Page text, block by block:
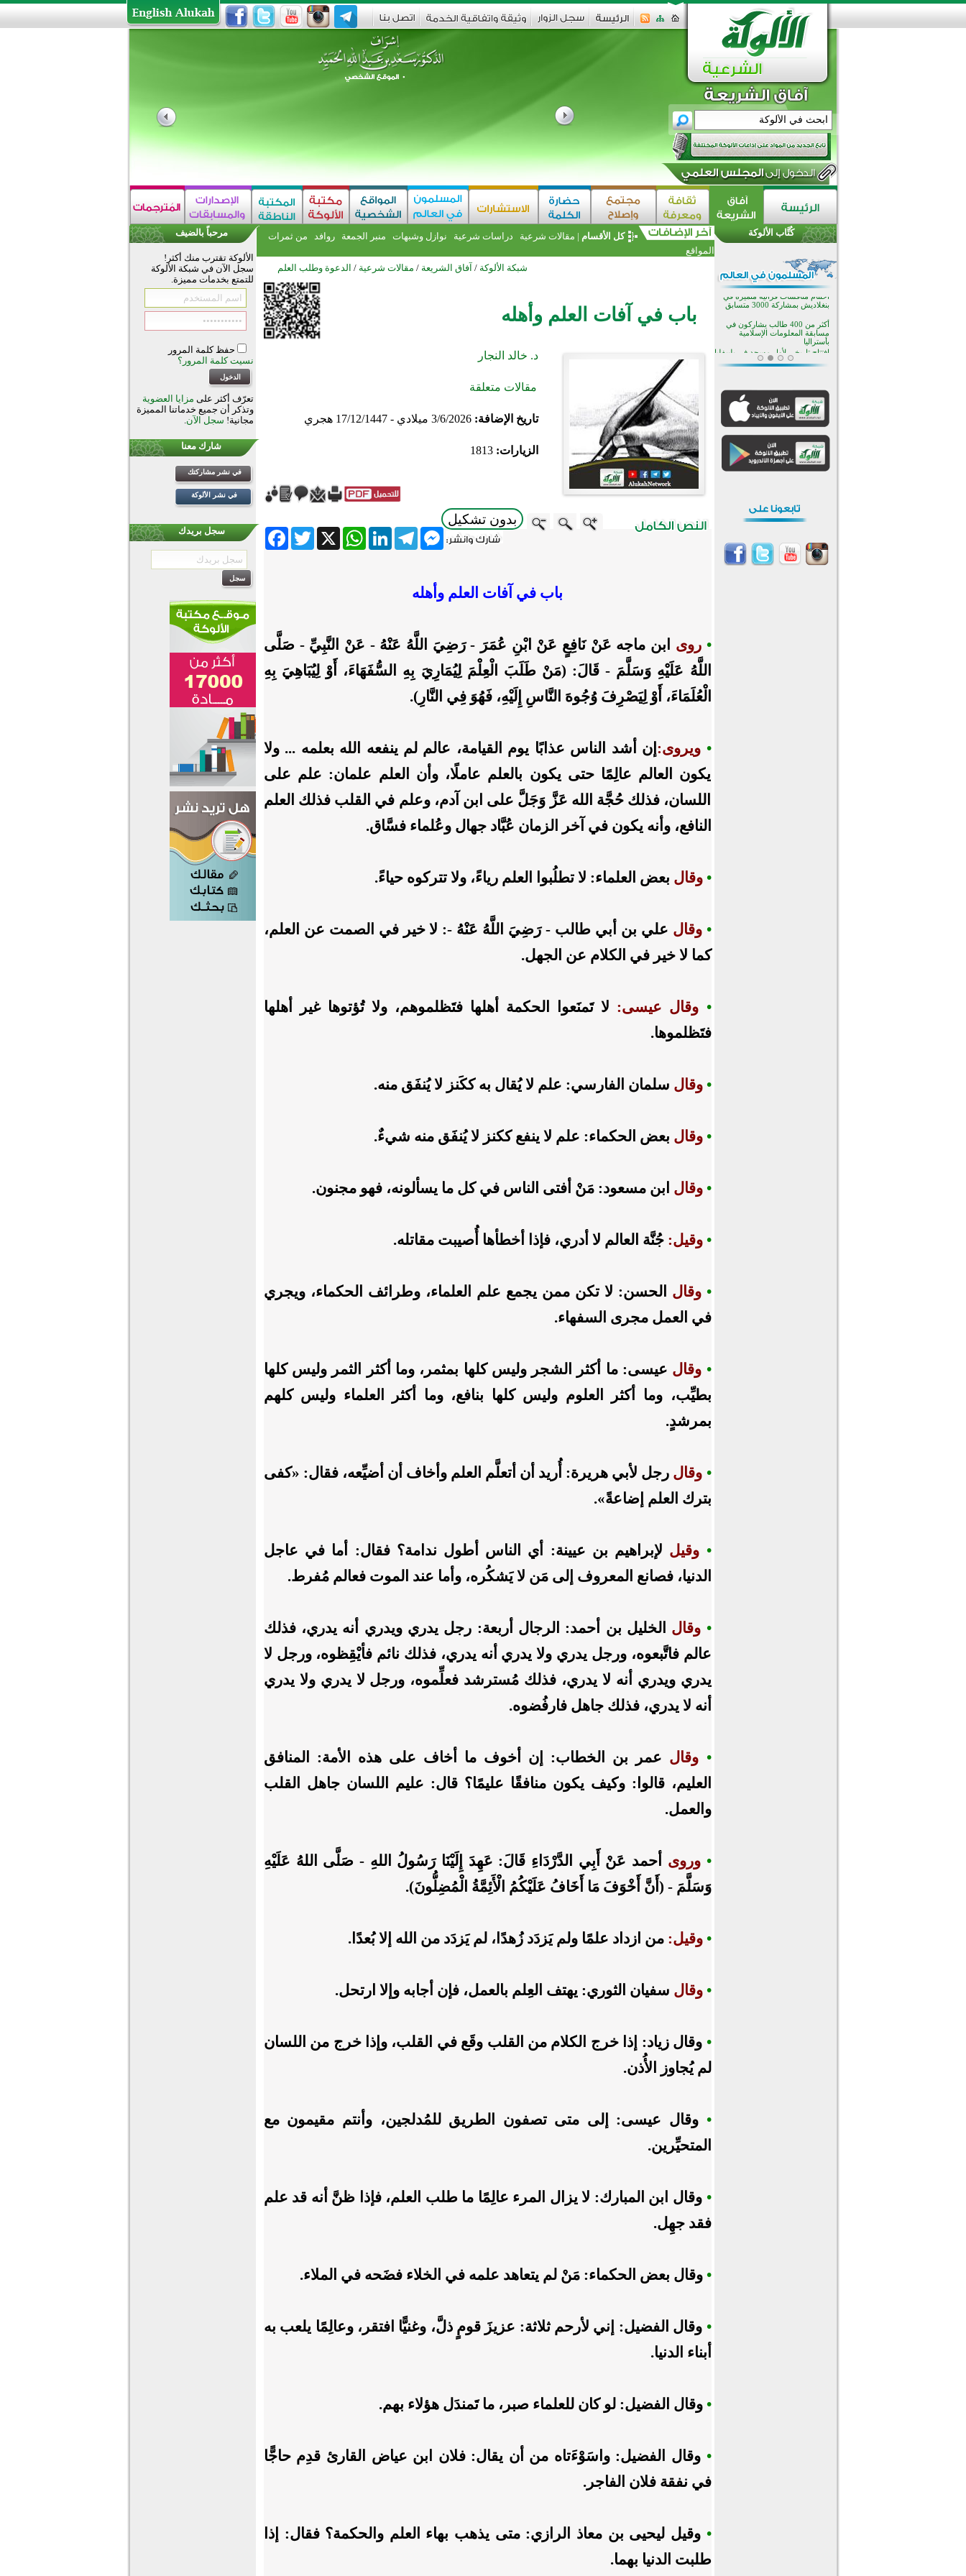
كل الأقسام | مقالات شرعية دراسات شرعية نوازل وشبهات منبر الجمعة روافد
من ثمرات
المواقع
شبكة الألوكة / آفاق الشريعة / مقالات شرعية / الدعوة وطلب العلم
باب في آفات العلم وأهله
د. خالد النجار
مقالات متعلقة
تاريخ الإضافة:3/6/2026 ميلادي - 17/12/1447 هجري
الزيارات:1813
بدون تشكيل
FacebookTwitter X
WhatsAppLinkedInTelegram
Messenger
باب في آفات العلم وأهله
•روى ابن ماجه عَنْ نَافِعٍ عَنْ ابْنِ عُمَرَ - رَضِيَ اللَّهُ عَنْهُ - عَنْ النَّبِيِّ - صَلَّى
اللَّهُ عَلَيْهِ وَسَلَّمَ - قَالَ: (مَنْ طَلَبَ الْعِلْمَ لِيُمَارِيَ بِهِ السُّفَهَاءَ، أَوْ لِيُبَاهِيَ بِهِ
الْعُلَمَاءَ، أَوْ لِيَصْرِفَ وُجُوهَ النَّاسِ إِلَيْهِ، فَهُوَ فِي النَّارِ).
• ويروى: إن أشد الناس عذابًا يوم القيامة، عالم لم ينفعه الله بعلمه ... ولا
يكون العالم عالِمًا حتى يكون بالعلم عاملًا، وأن العلم علمان: علم على
اللسان، فذلك حُجَّة الله عَزَّ وَجَلَّ على ابن آدم، وعلم في القلب فذلك العلم
النافع، وأنه يكون في آخر الزمان عُبَّاد جهال وعُلماء فسَّاق.
•وقال بعض العلماء: لا تطلُبوا العلم رياءً، ولا تتركوه حياءً.
•وقال علي بن أبي طالب - رَضِيَ اللَّهُ عَنْهُ -: لا خير في الصمت عن العلم،
كما لا خير في الكلام عن الجهل.
• وقال عيسى: لا تَمنَعوا الحكمة أهلها فتَظلموهم، ولا تُؤتوها غير أهلها
فتَظلموها.
•وقال سلمان الفارسي: علم لا يُقال به ككَنز لا يُنفَق منه.
•وقال بعض الحكماء: علم لا ينفع ككنز لا يُنفَق منه شيءٌ.
•وقال ابن مسعود: مَنْ أفتى الناس في كل ما يسألونه، فهو مجنون.
•وقيل: جُنَّة العالم لا أدري، فإذا أخطأها أُصيبت مقاتله.
•وقال الحسن: لا تكن ممن يجمع علم العلماء، وطرائف الحكماء، ويجري
في العمل مجرى السفهاء.
• وقال عيسى: ما أكثر الشجر وليس كلها بمثمر، وما أكثر الثمر وليس كلها
بطيِّب، وما أكثر العلوم وليس كلها بنافع، وما أكثر العلماء وليس كلهم
بمرشدٍ.
• وقال رجل لأبي هريرة: أُريد أن أتعلَّم العلم وأخاف أن أضيِّعه، فقال: «كفى
بترك العلم إضاعةً».
• وقيل لإبراهيم بن عيينة: أي الناس أطول ندامة؟ فقال: أما في عاجل
الدنيا، فصانع المعروف إلى مَن لا يَشكُره، وأما عند الموت فعالم مُفرط.
• وقال الخليل بن أحمد: الرجال أربعة: رجل يدري ويدري أنه يدري، فذلك
عالم فاتَّبعوه، ورجل يدري ولا يدري أنه يدري، فذلك نائم فأيْقِظوه، ورجل لا
يدري ويدري أنه لا يدري، فذلك مُسترشد فعلِّموه، ورجل لا يدري ولا يدري
أنه لا يدري، فذلك جاهل فارفُضوه.
• وقال عمر بن الخطاب: إن أخوف ما أخاف على هذه الأمة: المنافق
العليم، قالوا: وكيف يكون منافقًا عليمًا؟ قال: عليم اللسان جاهل القلب
والعمل.
•وروى أحمد عَنْ أَبِي الدَّرْدَاءِ قَالَ: عَهِدَ إِلَيْنَا رَسُولُ اللهِ - صَلَّى اللهُ عَلَيْهِ
وَسَلَّمَ - (أَنَّ أَخْوَفَ مَا أَخَافُ عَلَيْكُمُ الْأَئِمَّةُ الْمُضِلُّونَ).
•وقيل:من ازداد علمًا ولم يَزدَد زُهدًا، لم يَزدَد من الله إلا بُعدًا.
•وقال سفيان الثوري: يهتف العِلم بالعمل، فإن أجابه وإلا ارتحل.
• وقال زياد: إذا خرج الكلام من القلب وقَع في القلب، وإذا خرج من اللسان
لم يُجاوز الأُذن.
•وقال عيسى: إلى متى تصفون الطريق للمُدلجين، وأنتم مقيمون مع
المتحيِّرين.
• وقال ابن المبارك: لا يزال المرء عالِمًا ما طلب العلم، فإذا ظنَّ أنه قد علم
فقد جهِل.
•وقال بعض الحكماء: مَنْ لم يتعاهد علمه في الخلاء فضَحه في الملاء.
• وقال الفضيل: إني لأرحم ثلاثة: عزيزَ قومٍ ذلَّ، وغنيًّا افتقر، وعالِمًا يلعب به
أبناء الدنيا.
•وقال الفضيل: لو كان للعلماء صبر، ما تَمندَل هؤلاء بهم.
•وقال الفضيل: واسَوْءَتاه من أن يقال: فلان ابن عياض القارئ قدِم حاجًّا
في نفقة فلان الفاجر.
•وقيل ليحيى بن معاذ الرازي: متى يذهب بهاء العلم والحكمة؟ فقال: إذا
طلبت الدنيا بهما.
مرحباً بالضيف
الألوكة تقترب منك أكثر!
سجل الآن في شبكة الألوكة
للتمتع بخدمات مميزة.
حفظ كلمة المرور
نسيت كلمة المرور؟
تعرّف أكثر على مزايا العضوية
وتذكر أن جميع خدماتنا المميزة
مجانية! سجل الآن.
شارك معنا
في نشر مشاركتك
في نشر الألوكة
سجل بريدك
كُتَّاب الألوكة
اختتام الدورة التاسعة لمسابقة حفظ
وتلاوة القرآن الكريم في أزناكاييف
تيسليتش تختتم برنامجا تعليميا لتعزيز
القيم وبناء الشخصية للشباب
المسلمين
اختتام منافسات قرآنية متميزة في
أكثر من 400 طالب يشاركون في
مسابقة المعلومات الإسلامية
بأستراليا
افتتاح تاريخي لأول مسجد في بلييفليا
بالجبل الأسود منذ أكثر من قرن
منطقة ريبوفسي تحتفل بميلاد
مسجد جديد في أجواء إيمانية مميزة
أكبر مشروع إسلامي في ريف
أستراليا يفتتح أبوابه بعد سنوات من
الصيفية للمسلمين في بينزا
وساراتوف وموردوفيا هذا العام
اختتام الدورة التاسعة لمسابقة حفظ
وتلاوة القرآن الكريم في أزناكاييف
تيسليتش تختتم برنامجا تعليميا لتعزيز
القيم وبناء الشخصية للشباب
المسلمين
اختتام منافسات قرآنية متميزة في
مسابقة المعلومات الإسلامية